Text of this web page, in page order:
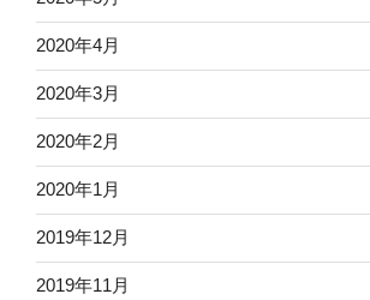
2020年4月
2020年3月
2020年2月
2020年1月
2019年12月
2019年11月